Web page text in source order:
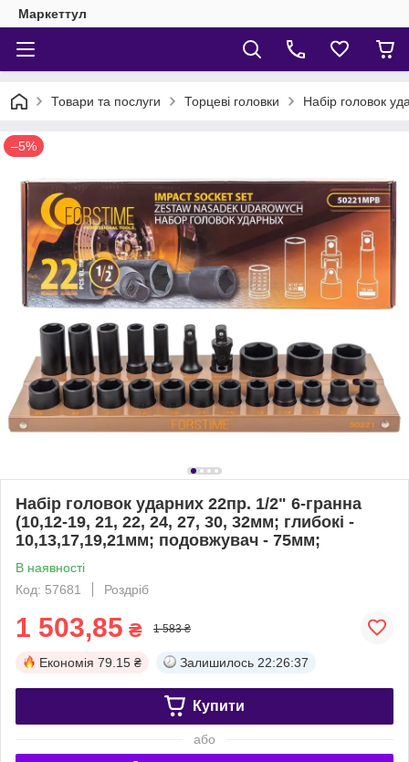
Маркеттул
Товари та послуги Торцеві головки Набір головок
–5%
Набір головок ударних 22пр. 1/2" 6-гранна
(10,12-19, 21, 22, 24, 27, 30, 32мм; глибокі -
10,13,17,19,21мм; подовжувач - 75мм;
В наявності
Код: 57681
Роздріб
1 503,85 ₴ 1 583 ₴
Економія 79.15 ₴ Залишилось 22:26:37
Купити
або